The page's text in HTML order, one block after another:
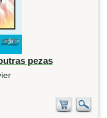
pezas